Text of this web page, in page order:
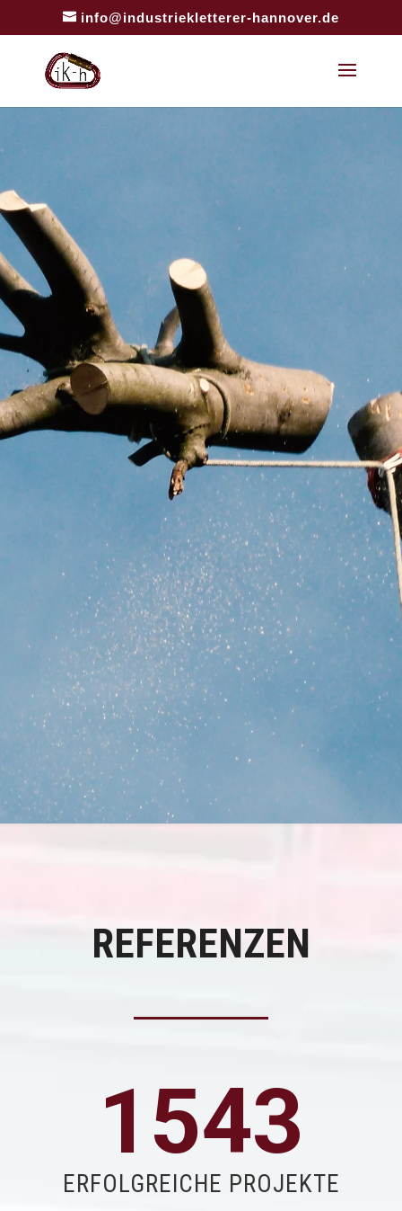
info@industriekletterer-hannover.de
REFERENZEN
1543
ERFOLGREICHE PROJEKTE